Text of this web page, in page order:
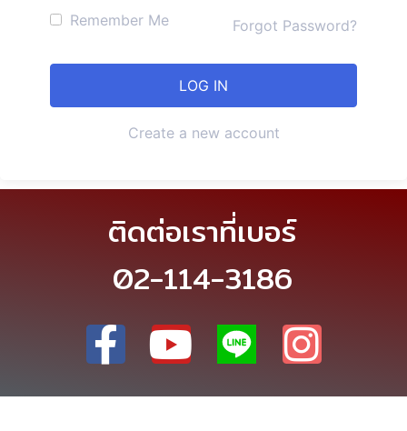
Remember Me Forgot Password?
Create a new account
ติดต่อเราที่เบอร์
02-114-3186